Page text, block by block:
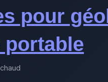
pour
portable